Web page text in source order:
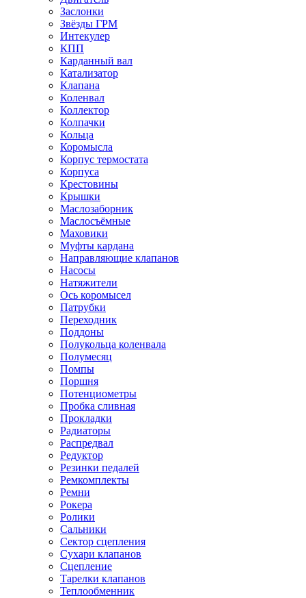
Заслонки
Звёзды ГРМ
Интекулер
КПП
Карданный вал
Катализатор
Клапана
Коленвал
Коллектор
Колпачки
Кольца
Коромысла
Корпус термостата
Корпуса
Крестовины
Крышки
Маслозаборник
Маслосъёмные
Маховики
Муфты кардана
Направляющие клапанов
Насосы
Натяжители
Ось коромысел
Патрубки
Переходник
Поддоны
Полукольца коленвала
Полумесяц
Помпы
Поршня
Потенциометры
Пробка сливная
Прокладки
Радиаторы
Распредвал
Редуктор
Резинки педалей
Ремкомплекты
Ремни
Рокера
Ролики
Сальники
Сектор сцепления
Сухари клапанов
Сцепление
Тарелки клапанов
Теплообменник